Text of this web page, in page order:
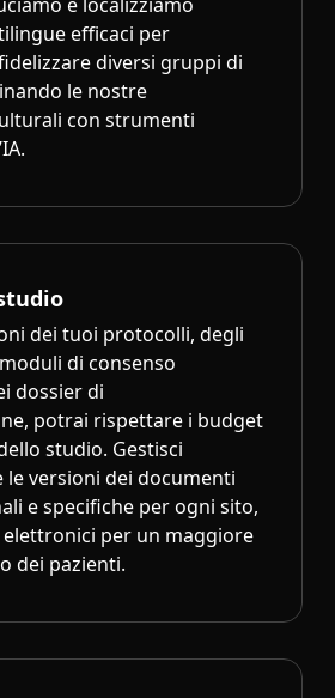
efficaci per
diversi gruppi di
le nostre
con strumenti
dei tuoi protocolli, degli
di consenso
dossier di
potrai rispettare i budget
studio. Gestisci
versioni dei documenti
e specifiche per ogni sito,
per un maggiore
dei pazienti.